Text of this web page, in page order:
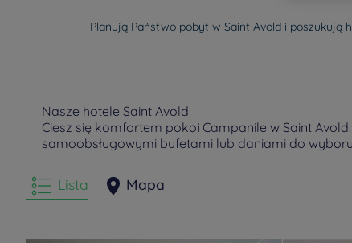
Planują Państwo pobyt w Saint Avold i poszukują
Nasze hotele Saint Avold
Ciesz się komfortem pokoi Campanile w Saint
samoobsługowymi bufetami lub daniami do
Lista Mapa